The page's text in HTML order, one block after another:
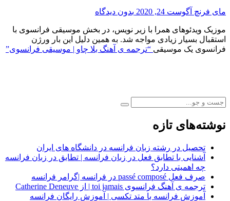
مای فرنچ آگوست 24, 2020 بدون دیدگاه
موزیک ویدئوهای همرا با زیر نویس، در بخش موسیقی فرانسوی با
استقبال بسیار زیادی مواجه شد. به همین دلیل این بار ورژن
فرانسوی یک موسیقی “ترجمه ی آهنگ بلا چاو | موسیقی فرانسوی”
نوشته‌های تازه
تحصیل در رشته زبان فرانسه در دانشگاه های ایران
آشنایی با تطابق فعل در زبان فرانسه | تطابق در زبان فرانسه
چه اهمیتی دارد؟
صرف فعل passé composé در فرانسه |گرامر فرانسه
ترجمه ی آهنگ فرانسوی toi jamais | از Catherine Deneuve
آموزش فرانسه با متد تکسی | آموزش رایگان فرانسه